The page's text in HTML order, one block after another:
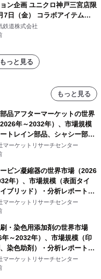
ン企画 ユニクロ神戸三宮店限
7日（金） コラボアイテムが
！
鉄道株式会社
っと見る
もっと見る
品アフターマーケットの世界
年～2032年）、市場規模
ートレイン部品、シャシー部
ィ・キャビン部品、電気・電
インテリア・快適性部品）・
マーケットリサーチセンター
ビン凝縮器の世界市場（2026
年）、市場規模（表面タイ
ブリッド）・分析レポートを
マーケットリサーチセンター
・染色用添加剤の世界市場
年～2032年）、市場規模（印
染色助剤）・分析レポートを
マーケットリサーチセンター